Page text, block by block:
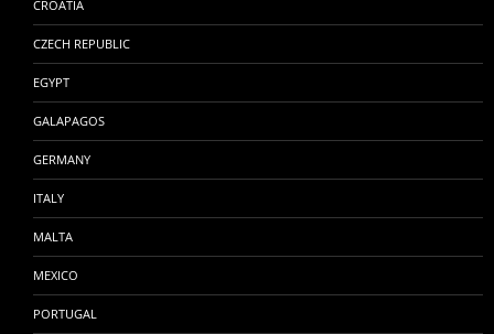
CROATIA
CZECH REPUBLIC
EGYPT
GALAPAGOS
GERMANY
ITALY
MALTA
MEXICO
PORTUGAL